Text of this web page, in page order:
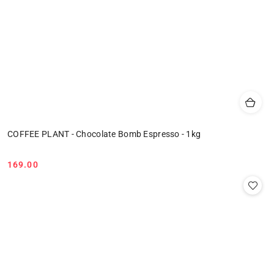
COFFEE PLANT - Chocolate Bomb Espresso - 1kg
Cena:
169.00